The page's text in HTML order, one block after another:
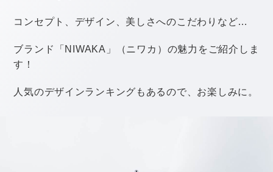
桜とライラックをあわせた春らしいブーケです。
ふわふわとしたシルエットがとってもキュート！
み合わせも、統一感がありつつもメリハリが出ていて素